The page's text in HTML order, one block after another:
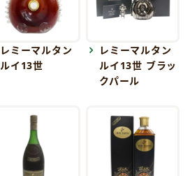
レミーマルタン
ルイ13世
レミーマルタン
ルイ13世 ブラッ
クパール